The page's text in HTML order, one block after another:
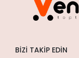
BIZI TAKIP EDIN